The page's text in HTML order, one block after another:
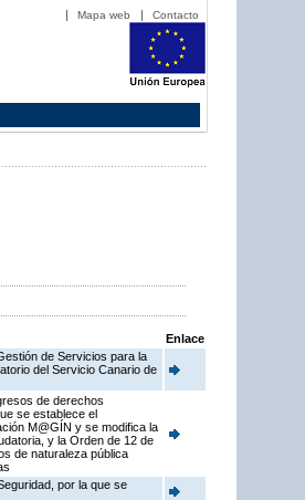
Mapa web Contacto
Enlace
de Servicios para la
del Servicio Canario de
de derechos
se establece el
M@GÍN y se modifica la
y la Orden de 12 de
de naturaleza pública
por la que se